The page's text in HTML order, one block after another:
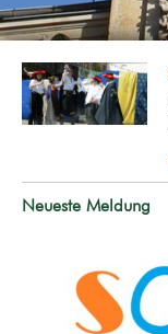
Neueste Meldung